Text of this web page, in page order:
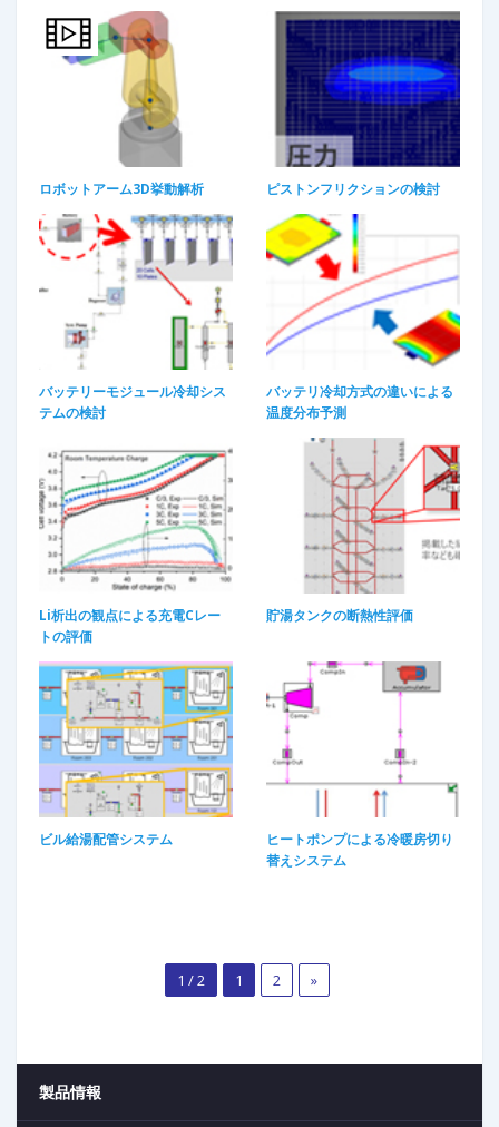
ロボットアーム3D挙動解析​ ピストンフリクションの検討
バッテリーモジュール冷却シス
テムの検討
バッテリ冷却方式の違いによる
温度分布予測
Li析出の観点による充電Cレー
トの評価​
貯湯タンクの断熱性評価
ビル給湯配管システム
ヒートポンプによる冷暖房切り
替えシステム​
1 / 2 1 2 »
製品情報